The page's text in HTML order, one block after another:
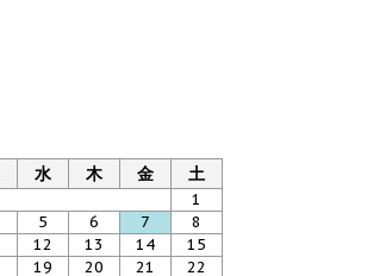
水 木 金 土
1
5 6 7
8
12 13 14
15
19 20 21
22